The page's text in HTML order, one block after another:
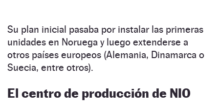
Su plan inicial pasaba por instalar las primeras
unidades en Noruega y luego extenderse a
otros países europeos (Alemania, Dinamarca o
Suecia, entre otros).
El centro de producción de NIO